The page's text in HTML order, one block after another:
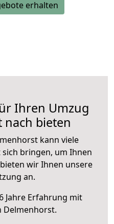
erhalten
Ihren Umzug
nach bieten
kann viele
bringen, um Ihnen
wir Ihnen unsere
an.
Jahre Erfahrung mit
Delmenhorst.